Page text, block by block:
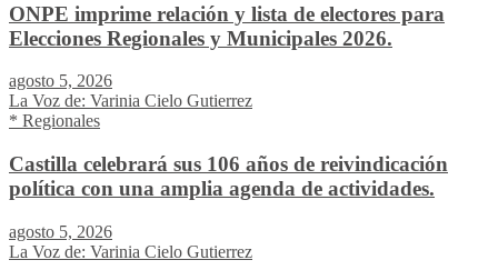
ONPE imprime relación y lista de electores para
Elecciones Regionales y Municipales 2026.
agosto 5, 2026
La Voz de: Varinia Cielo Gutierrez
* Regionales
Castilla celebrará sus 106 años de reivindicación
política con una amplia agenda de actividades.
agosto 5, 2026
La Voz de: Varinia Cielo Gutierrez